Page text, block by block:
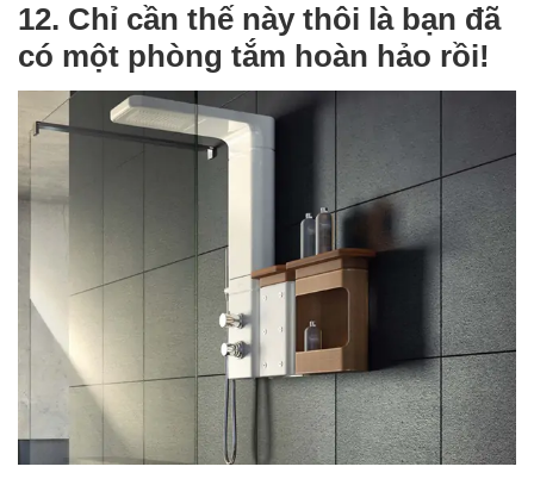
12. Chỉ cần thế này thôi là bạn đã
có một phòng tắm hoàn hảo rồi!